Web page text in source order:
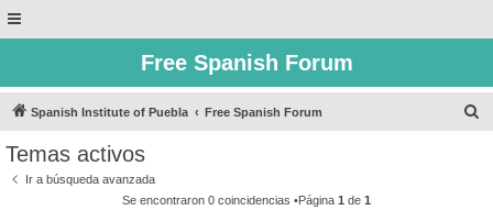
Free Spanish Forum
Spanish Institute of Puebla Free Spanish Forum
Temas activos
Ir a búsqueda avanzada
Se encontraron 0 coincidencias •Página 1 de 1